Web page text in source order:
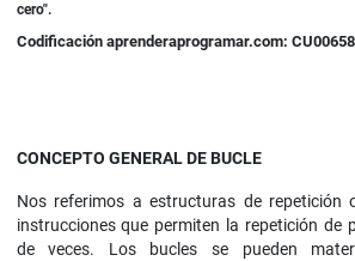
cero".
Codificación aprenderaprogramar.com:
CONCEPTO GENERAL DE BUCLE
Nos referimos a estructuras de repetición
instrucciones que permiten la repetición de
de veces. Los bucles se pueden